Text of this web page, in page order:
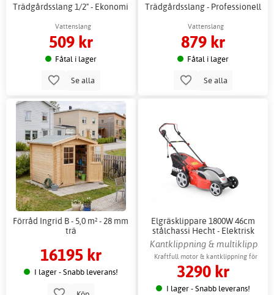
Trädgårdsslang 1/2" - Ekonomi
Vattenslang
509 kr
Fåtal i lager
Se alla
Trädgårdsslang - Professionell
Vattenslang
879 kr
Fåtal i lager
Se alla
Förråd Ingrid B - 5,0 m² - 28 mm
trä
16195 kr
I lager - Snabb leverans!
Elgräsklippare 1800W 46cm
stålchassi Hecht - Elektrisk
gräsklippare
Kantklippning & multiklipp
Kraftfull motor & kantklippning för
perfekta kanter
3290 kr
I lager - Snabb leverans!